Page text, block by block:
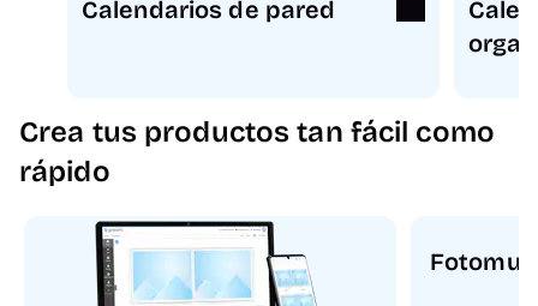
Calendarios de pared
Crea tus productos tan fácil como
rápido